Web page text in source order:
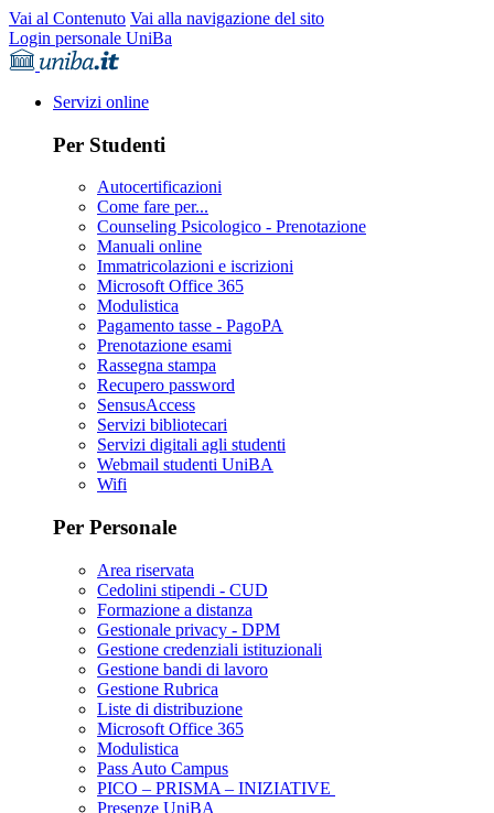
Vai al Contenuto Vai alla navigazione del sito
Login personale UniBa
Servizi online
Per Studenti
Autocertificazioni
Come fare per...
Counseling Psicologico - Prenotazione
Manuali online
Immatricolazioni e iscrizioni
Microsoft Office 365
Modulistica
Pagamento tasse - PagoPA
Prenotazione esami
Rassegna stampa
Recupero password
SensusAccess
Servizi bibliotecari
Servizi digitali agli studenti
Webmail studenti UniBA
Wifi
Per Personale
Area riservata
Cedolini stipendi - CUD
Formazione a distanza
Gestionale privacy - DPM
Gestione credenziali istituzionali
Gestione bandi di lavoro
Gestione Rubrica
Liste di distribuzione
Microsoft Office 365
Modulistica
Pass Auto Campus
PICO – PRISMA – INIZIATIVE
Presenze UniBA